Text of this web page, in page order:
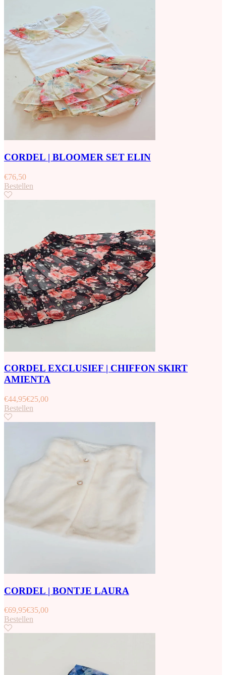
CORDEL | BLOOMER SET ELIN
€76,50
Bestellen
CORDEL EXCLUSIEF | CHIFFON SKIRT
AMIENTA
€44,95€25,00
Bestellen
CORDEL | BONTJE LAURA
€69,95€35,00
Bestellen